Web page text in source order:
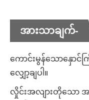
အားသာချက်-
ကောင်းမွန်သောနှော
လျှော့ချပါ။
လှိုင်းအလျားတိုသော အ